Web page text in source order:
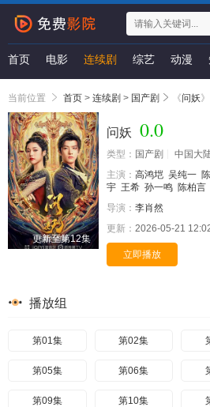
首页 电影 连续剧 综艺 动漫
当前位置 首页 > 连续剧 > 国产剧 《问妖》
更新至第12集
问妖 0.0
类型： 国产剧 中国大
主演： 高鸿垲 吴纯一
宇 王希 孙一鸣 陈柏言
导演： 李肖然
更新： 2026-05-21
立即播放
播放组
第01集 第02集
第05集 第06集
第09集 第10集